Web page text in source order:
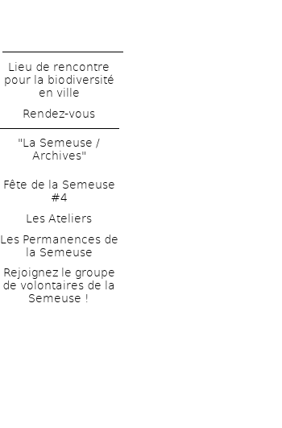
Lieu de rencontre
pour la biodiversité
en ville
Rendez-vous
"La Semeuse /
Archives"
Fête de la Semeuse
#4
Les Ateliers
Les Permanences de
la Semeuse
Rejoignez le groupe
de volontaires de la
Semeuse !